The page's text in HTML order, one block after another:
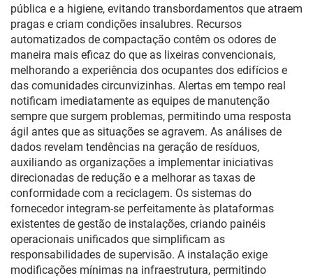
pública e a higiene, evitando transbordamentos que atraem
pragas e criam condições insalubres. Recursos
automatizados de compactação contêm os odores de
maneira mais eficaz do que as lixeiras convencionais,
melhorando a experiência dos ocupantes dos edifícios e
das comunidades circunvizinhas. Alertas em tempo real
notificam imediatamente as equipes de manutenção
sempre que surgem problemas, permitindo uma resposta
ágil antes que as situações se agravem. As análises de
dados revelam tendências na geração de resíduos,
auxiliando as organizações a implementar iniciativas
direcionadas de redução e a melhorar as taxas de
conformidade com a reciclagem. Os sistemas do
fornecedor integram-se perfeitamente às plataformas
existentes de gestão de instalações, criando painéis
operacionais unificados que simplificam as
responsabilidades de supervisão. A instalação exige
modificações mínimas na infraestrutura, permitindo